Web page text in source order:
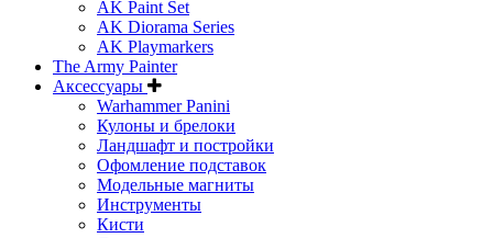
AK Paint Set
AK Diorama Series
AK Playmarkers
The Army Painter
Аксессуары
Warhammer Panini
Кулоны и брелоки
Ландшафт и постройки
Офомление подставок
Модельные магниты
Инструменты
Кисти